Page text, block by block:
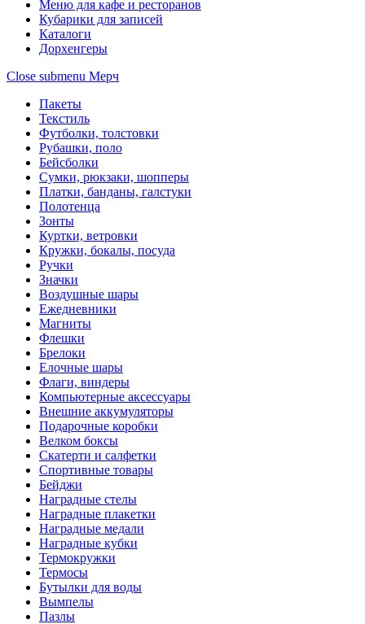
Меню для кафе и ресторанов
Кубарики для записей
Каталоги
Дорхенгеры
Close submenu Мерч
Пакеты
Текстиль
Футболки, толстовки
Рубашки, поло
Бейсболки
Cумки, рюкзаки, шопперы
Платки, банданы, галстуки
Полотенца
Зонты
Куртки, ветровки
Кружки, бокалы, посуда
Ручки
Значки
Воздушные шары
Ежедневники
Магниты
Флешки
Брелоки
Елочные шары
Флаги, виндеры
Компьютерные аксессуары
Внешние аккумуляторы
Подарочные коробки
Велком боксы
Скатерти и салфетки
Спортивные товары
Бейджи
Наградные стелы
Наградные плакетки
Наградные медали
Наградные кубки
Термокружки
Термосы
Бутылки для воды
Вымпелы
Пазлы